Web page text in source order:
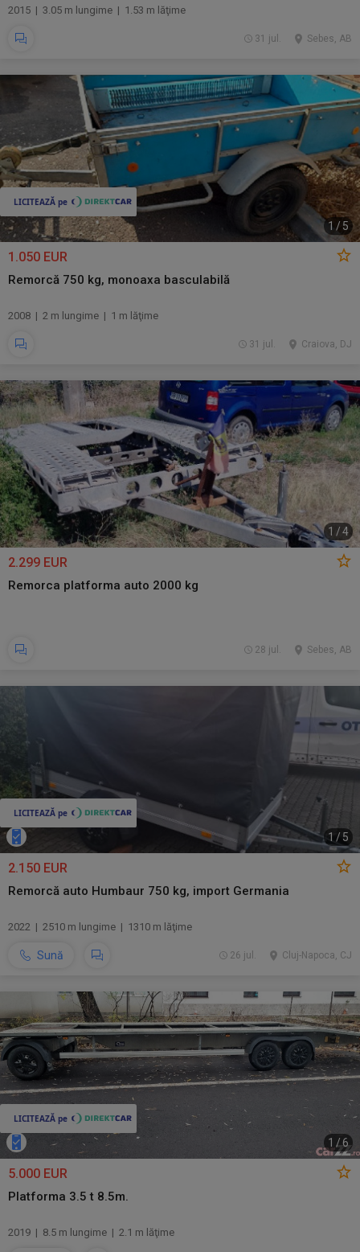
2015 | 3.05 m lungime | 1.53 m lăţime
Sebes, AB
31 jul.
1 / 5
1.050 EUR
Remorcă 750 kg, monoaxa basculabilă
2008 | 2 m lungime | 1 m lăţime
Craiova, DJ
31 jul.
1 /4
2.299 EUR
Remorca platforma auto 2000 kg
Sebes, AB
28 jul.
1 /5
2.150 EUR
Remorcă auto Humbaur 750 kg, import Germania
2022 | 2510 m lungime | 1310 m lăţime
Sună Cluj-Napoca, CJ
26 jul.
1 /6
5.000 EUR
Platforma 3.5 t 8.5m.
2019 | 8.5 m lungime | 2.1 m lăţime